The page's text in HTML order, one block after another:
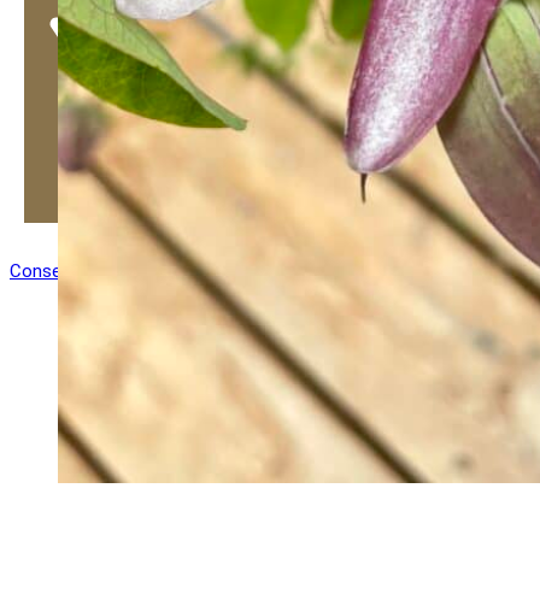
Consent-Management-Plattform von Real Cookie Banner